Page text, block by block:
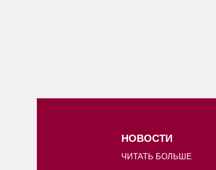
НОВОСТИ
ЧИТАТЬ БОЛЬШЕ